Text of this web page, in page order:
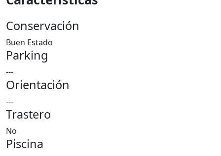
Conservación
Buen Estado
Parking
---
Orientación
---
Trastero
No
Piscina